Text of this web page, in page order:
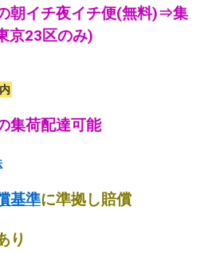
朝イチ夜イチ便(無料)⇒集
京23区のみ)
集荷配達可能
基準に準拠し賠償
り